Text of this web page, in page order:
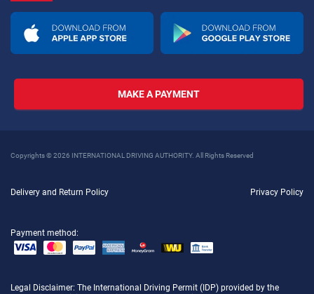
MAKE A PAYMENT
Copyrights © 2026 INTERNATIONAL DRIVING AUTHORITY. All Rights Reserved
Delivery and Return Policy Privacy Policy
Payment method:
Legal Disclaimer: The International Driving Permit (IDP) provided by the